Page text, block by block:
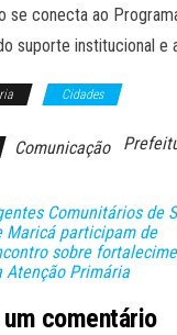
se conecta ao
suporte institucional e
Cidades
Comunicação
Comunitários de
Maricá participam de
sobre
Atenção Primária
um comentário